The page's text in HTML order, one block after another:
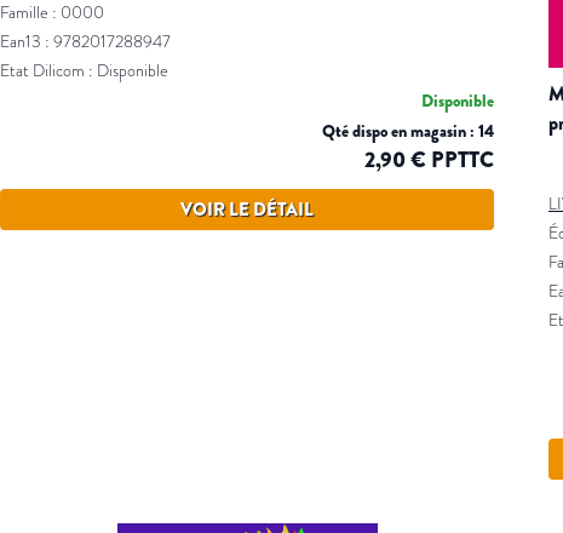
Famille : 0000
Ean13 : 9782017288947
Etat Dilicom : Disponible
Disponible
Qté dispo en magasin : 14
2,90 € PPTTC
VOIR LE DÉTAIL
mon cosy roman : le journal de